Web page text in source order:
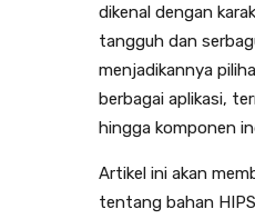
dikenal dengan
tangguh dan
menjadikannya
berbagai aplikasi,
hingga komponen
Artikel ini akan
tentang bahan